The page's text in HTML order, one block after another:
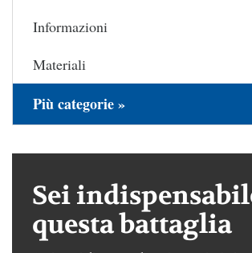
Informazioni
Materiali
Più categorie »
Sei
questa battaglia